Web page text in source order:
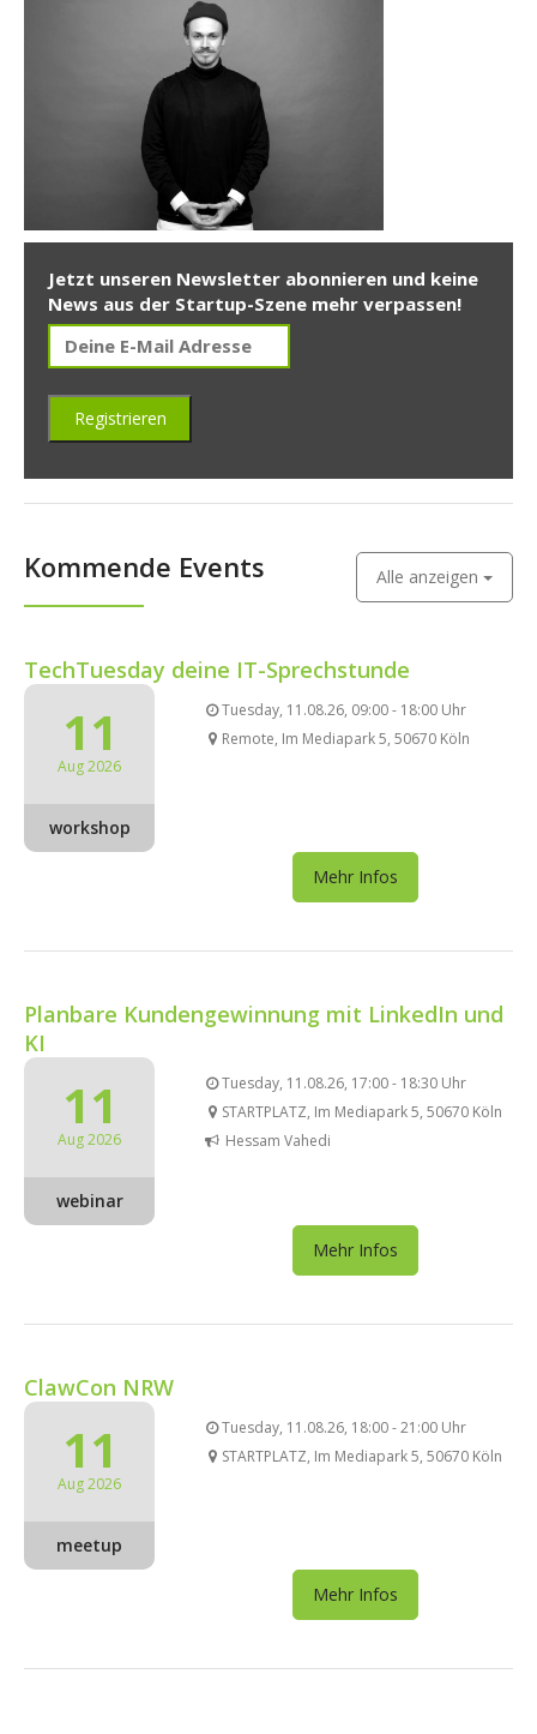
Jetzt unseren Newsletter abonnieren und keine
News aus der Startup-Szene mehr verpassen!
Kommende Events Alle anzeigen
TechTuesday deine IT-Sprechstunde
11
Aug 2026
workshop
Tuesday, 11.08.26, 09:00 - 18:00 Uhr
Remote, Im Mediapark 5, 50670 Köln
Mehr Infos
Planbare Kundengewinnung mit LinkedIn und
KI
11
Aug 2026
webinar
Tuesday, 11.08.26, 17:00 - 18:30 Uhr
STARTPLATZ, Im Mediapark 5, 50670 Köln
Hessam Vahedi
Mehr Infos
ClawCon NRW
11
Aug 2026
meetup
Tuesday, 11.08.26, 18:00 - 21:00 Uhr
STARTPLATZ, Im Mediapark 5, 50670 Köln
Mehr Infos